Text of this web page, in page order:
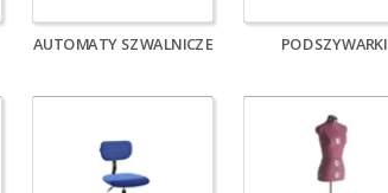
AUTOMATY SZWALNICZE PODSZYWARKI